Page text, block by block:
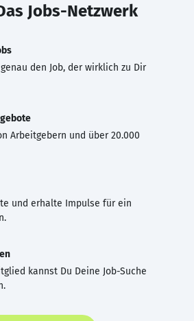
Jobs-Netzwerk
den Job, der wirklich zu Dir
Arbeitgebern und über 20.000
und erhalte Impulse für ein
kannst Du Deine Job-Suche